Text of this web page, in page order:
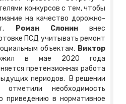
конкурсов с тем, чтобы
на качество дорожно-
Роман Слонинвнес
ПСД учитывать ремонт
объектам. Виктор
в мае 2020 года
претензионная работа
периодов. В решении
необходимость
приведению в нормативное